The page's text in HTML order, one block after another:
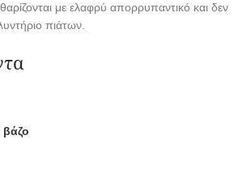
με ελαφρύ απορρυπαντικό και δεν
πιάτων.